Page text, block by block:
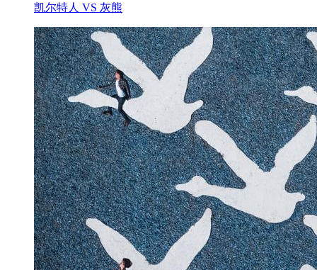
凯尔特人 VS 灰熊